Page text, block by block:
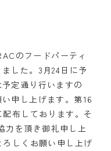
のフードパーティ
した。3月24日に予
定通り行いますの
申し上げます。第16
布しております。そ
力を頂き御礼申し上
しくお願い申し上げ